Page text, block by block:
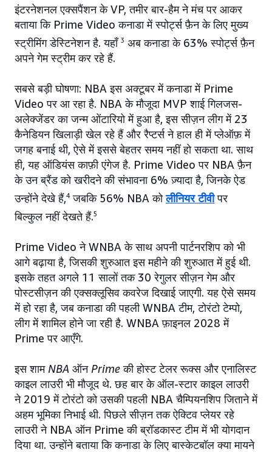
इंटरनेशनल एक्सपैंशन के VP, तमीर बार-हैम ने मंच पर आकर
बताया कि Prime Video कनाडा में स्पोर्ट्स फ़ैन के लिए मुख्य
स्ट्रीमिंग डेस्टिनेशन है. यहाँ 3 अब कनाडा के 63% स्पोर्ट्स फ़ैन
अपने गेम स्ट्रीम कर रहे हैं.
सबसे बड़ी घोषणा: NBA इस अक्टूबर में कनाडा में Prime
Video पर आ रहा है. NBA के मौजूदा MVP शाई गिलजस-
अलेक्जेंडर का जन्म ओंटारियो में हुआ है, इस सीज़न लीग में 23
कैनेडियन खिलाड़ी खेल रहे हैं और रैप्टर्स ने हाल ही में प्लेऑफ़ में
जगह बनाई थी, ऐसे में इससे बेहतर समय नहीं हो सकता था. साथ
ही, यह ऑडियंस काफ़ी एंगेज है. Prime Video पर NBA फ़ैन
के उन ब्रैंड को खरीदने की संभावना 6% ज़्यादा है, जिनके ऐड
उन्होंने देखे हैं,4 जबकि 56% NBA कोलीनियर टीवीपर
बिल्कुल नहीं देखते हैं.5
Prime Video ने WNBA के साथ अपनी पार्टनरशिप को भी
आगे बढ़ाया है, जिसकी शुरुआत इस महीने की शुरुआत में हुई थी.
इसके तहत अगले 11 सालों तक 30 रेगुलर सीज़न गेम और
पोस्टसीज़न की एक्सक्लूसिव कवरेज दिखाई जाएगी. यह ऐसे समय
में हो रहा है, जब कनाडा की पहली WNBA टीम, टोरंटो टेम्पो,
लीग में शामिल होने जा रही है. WNBA फ़ाइनल 2028 में
Prime पर आएँगे.
इस शाम NBA ऑन Primeकी होस्ट टेलर रूक्स और एनालिस्ट
काइल लाउरी भी मौजूद थे. छह बार के ऑल-स्टार काइल लाउरी
ने 2019 में टोरंटो को उसकी पहली NBA चैम्पियनशिप जिताने में
अहम भूमिका निभाई थी. पिछले सीज़न तक ऐक्टिव प्लेयर रहे
लाउरी ने NBA ऑन Prime की ब्रॉडकास्ट टीम में भी योगदान
दिया था. उन्होंने बताया कि कनाडा के लिए बास्केटबॉल क्या मायने